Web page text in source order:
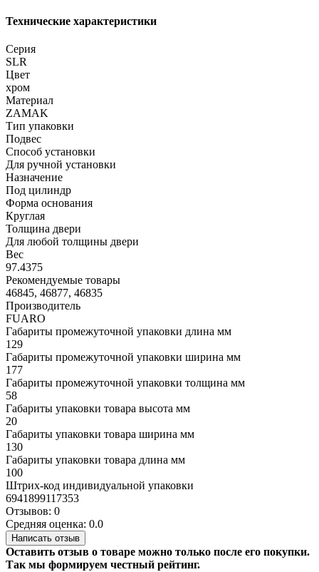
Технические характеристики
Серия
SLR
Цвет
хром
Материал
ZAMAK
Тип упаковки
Подвес
Способ установки
Для ручной установки
Назначение
Под цилиндр
Форма основания
Круглая
Толщина двери
Для любой толщины двери
Вес
97.4375
Рекомендуемые товары
46845, 46877, 46835
Производитель
FUARO
Габариты промежуточной упаковки длина мм
129
Габариты промежуточной упаковки ширина мм
177
Габариты промежуточной упаковки толщина мм
58
Габариты упаковки товара высота мм
20
Габариты упаковки товара ширина мм
130
Габариты упаковки товара длина мм
100
Штрих-код индивидуальной упаковки
6941899117353
Отзывов: 0
Средняя оценка: 0.0
Написать отзыв
Оставить отзыв о товаре можно только после его покупки.
Так мы формируем честный рейтинг.